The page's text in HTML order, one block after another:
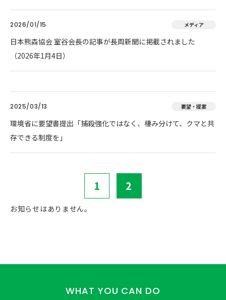
2026/01/15 メディア
日本熊森協会 室谷会長の記事が長周新聞に掲載されました
（2026年1月4日）
2025/03/13 要望・提案
環境省に要望書提出「捕殺強化ではなく、棲み分けて、クマと共
存できる制度を」
1 2
お知らせはありません。
WHAT YOU CAN DO